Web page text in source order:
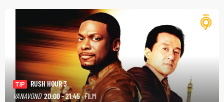
TIP
RUSH HOUR 3
VANAVOND 20:00 - 21:45· FILM